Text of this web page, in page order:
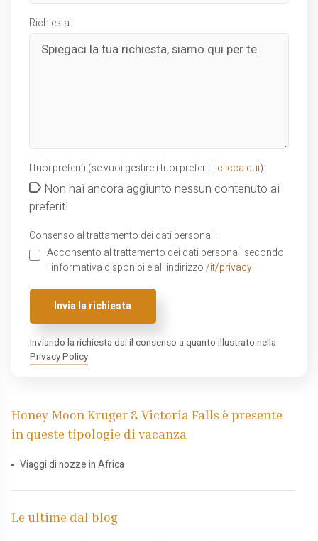
Richiesta:
I tuoi preferiti (se vuoi gestire i tuoi preferiti, clicca qui):
Non hai ancora aggiunto nessun contenuto ai
preferiti
Consenso al trattamento dei dati personali:
Acconsento al trattamento dei dati personali secondo
l'informativa disponibile all'indirizzo /it/privacy
Invia la richiesta
Inviando la richiesta dai il consenso a quanto illustrato nella
Privacy Policy
Honey Moon Kruger & Victoria Falls è presente
in queste tipologie di vacanza
Viaggi di nozze in Africa
Le ultime dal blog